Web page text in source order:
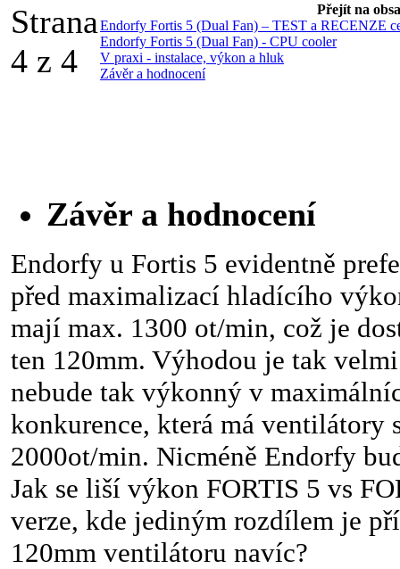
Přejít na
Endorfy Fortis 5 (Dual Fan) – TEST a RECENZE
Endorfy Fortis 5 (Dual Fan) - CPU cooler
V praxi - instalace, výkon a hluk
Závěr a hodnocení
Strana
4 z 4
Závěr a hodnocení
Endorfy u Fortis 5 evidentně
před maximalizací hladícího
mají max. 1300 ot/min, což je
ten 120mm. Výhodou je tak
nebude tak výkonný v
konkurence, která má ventilátory
2000ot/min. Nicméně Endorfy
Jak se liší výkon FORTIS 5 vs
verze, kde jediným rozdílem je
120mm ventilátoru navíc?